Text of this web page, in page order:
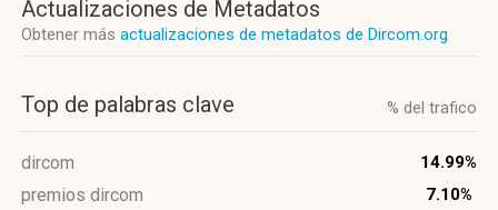
Actualizaciones de Metadatos
Obtener más actualizaciones de metadatos de Dircom.org
Top de palabras clave % del trafico
dircom 14.99%
premios dircom 7.10%